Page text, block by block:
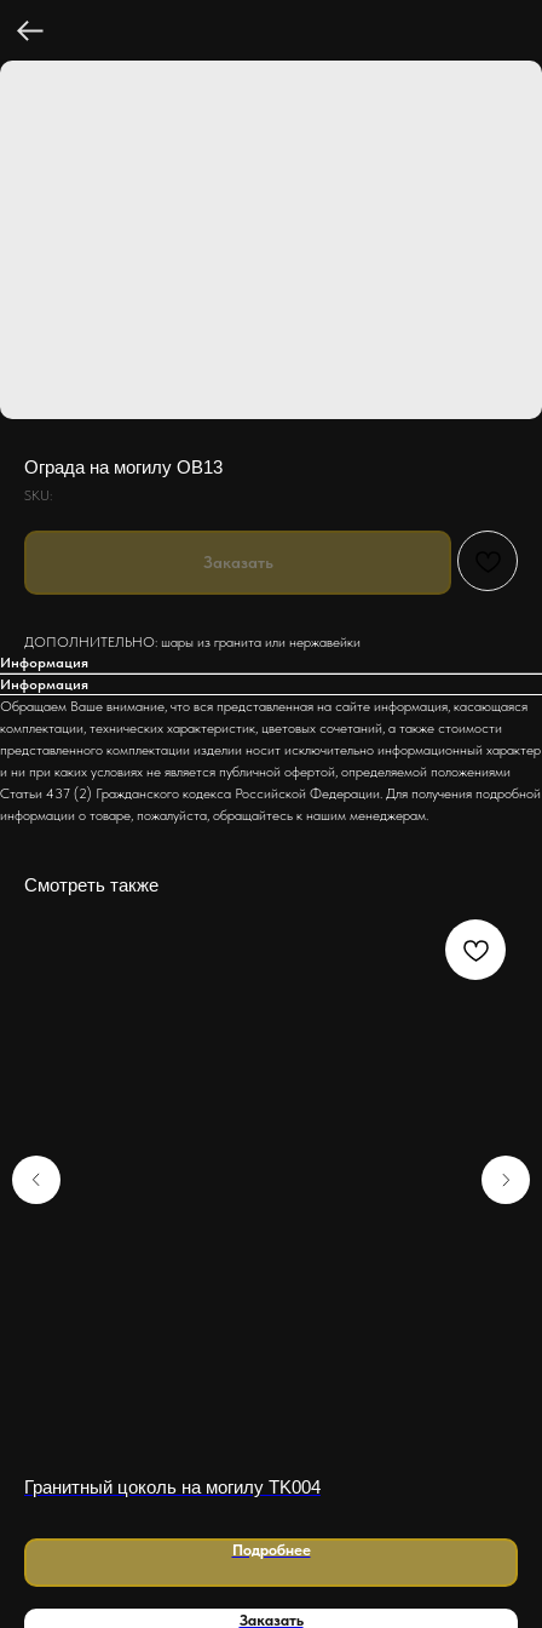
Ограда на могилу OB13
SKU:
Заказать
ДОПОЛНИТЕЛЬНО: шары из гранита или нержавейки
Информация
Информация
Обращаем Ваше внимание, что вся представленная на сайте информация, касающаяся
комплектации, технических характеристик, цветовых сочетаний, а также стоимости
представленного комплектации изделии носит исключительно информационный характер
и ни при каких условиях не является публичной офертой, определяемой положениями
Статьи 437 (2) Гражданского кодекса Российской Федерации. Для получения подробной
информации о товаре, пожалуйста, обращайтесь к нашим менеджерам.
Смотреть также
Гранитный цоколь на могилу TK004
Подробнее
Заказать